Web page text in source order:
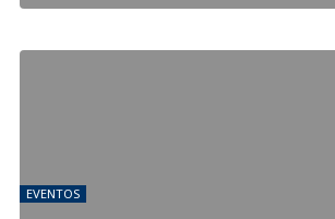
EVENTOS